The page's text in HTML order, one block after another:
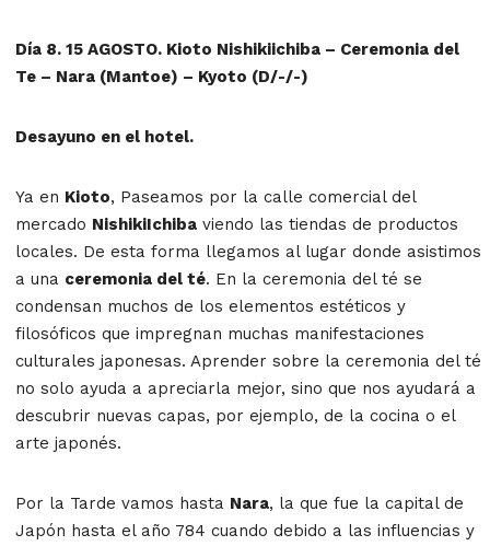
Día 8. 15 AGOSTO. Kioto Nishikiichiba – Ceremonia del
Te – Nara (Mantoe) – Kyoto (D/-/-)
Desayuno en el hotel.
Ya en Kioto, Paseamos por la calle comercial del
mercado NishikiIchiba viendo las tiendas de productos
locales. De esta forma llegamos al lugar donde asistimos
a una ceremonia del té. En la ceremonia del té se
condensan muchos de los elementos estéticos y
filosóficos que impregnan muchas manifestaciones
culturales japonesas. Aprender sobre la ceremonia del té
no solo ayuda a apreciarla mejor, sino que nos ayudará a
descubrir nuevas capas, por ejemplo, de la cocina o el
arte japonés.
Por la Tarde vamos hasta Nara, la que fue la capital de
Japón hasta el año 784 cuando debido a las influencias y